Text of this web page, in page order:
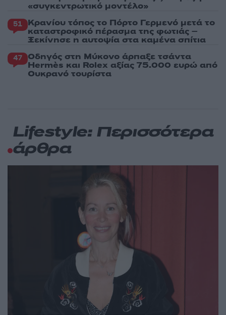
«συγκεντρωτικό μοντέλο»
51 Κρανίου τόπος το Πόρτο Γερμενό μετά το
καταστροφικό πέρασμα της φωτιάς –
Ξεκίνησε η αυτοψία στα καμένα σπίτια
47 Οδηγός στη Μύκονο άρπαξε τσάντα
Hermès και Rolex αξίας 75.000 ευρώ από
Ουκρανό τουρίστα
Lifestyle: Περισσότερα
άρθρα